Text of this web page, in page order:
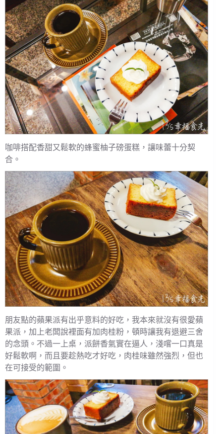
咖啡搭配香甜又鬆軟的蜂蜜柚子磅蛋糕，讓味蕾十分契
合。
朋友點的蘋果派有出乎意料的好吃，我本來就沒有很愛蘋
果派，加上老闆說裡面有加肉桂粉，頓時讓我有退避三舍
的念頭。不過一上桌，派餅香氣實在逼人，淺嚐一口真是
好鬆軟啊，而且要趁熱吃才好吃，肉桂味雖然強烈，但也
在可接受的範圍。